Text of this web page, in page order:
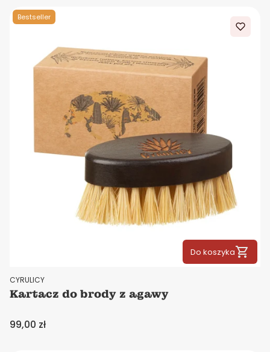
Bestseller
Do koszyka
PRODUCENT
CYRULICY
Kartacz do brody z agawy
Cena
99,00 zł